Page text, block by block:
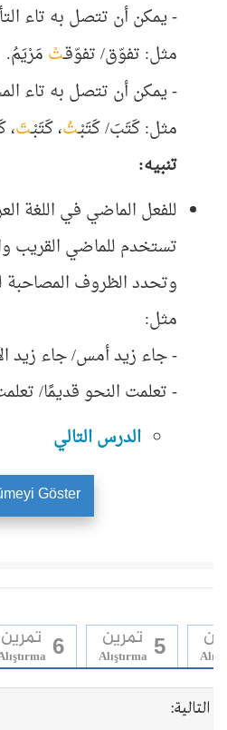
-يمكنأن تتصل به تاء
مثل: تفوّق/ تفوّقـتْ مَرْيَمُ.
-يمكنأن تتصل به تاء
مثل:كَتَبَ/ كَتَبْـتُ، كَتَبْـتَ،
تنبيه:
للفعل الماضي في اللغة
تستخدم للماضي القريب
وتحدد الظروف المصاحبة
مثل:
- جاء زيد أمس/ جاء زيد
- تعلمت النحو قديمًا/
الدرس التالي
Göster